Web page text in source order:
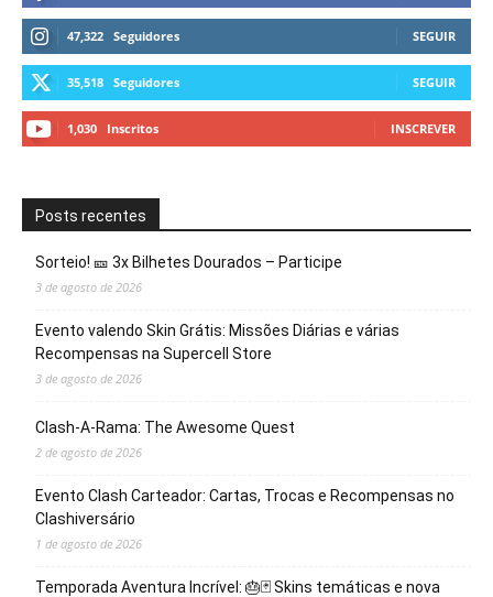
47,322 Seguidores SEGUIR
35,518 Seguidores SEGUIR
1,030 Inscritos INSCREVER
Posts recentes
Sorteio! 🎫 3x Bilhetes Dourados – Participe
3 de agosto de 2026
Evento valendo Skin Grátis: Missões Diárias e várias
Recompensas na Supercell Store
3 de agosto de 2026
Clash-A-Rama: The Awesome Quest
2 de agosto de 2026
Evento Clash Carteador: Cartas, Trocas e Recompensas no
Clashiversário
1 de agosto de 2026
Temporada Aventura Incrível: 🎂🃏 Skins temáticas e nova